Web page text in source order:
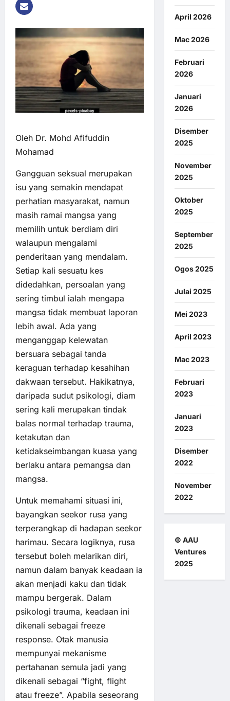
Oleh Dr. Mohd Afifuddin
Mohamad
Gangguan seksual merupakan
isu yang semakin mendapat
perhatian masyarakat, namun
masih ramai mangsa yang
memilih untuk berdiam diri
walaupun mengalami
penderitaan yang mendalam.
Setiap kali sesuatu kes
didedahkan, persoalan yang
sering timbul ialah mengapa
mangsa tidak membuat laporan
lebih awal. Ada yang
menganggap kelewatan
bersuara sebagai tanda
keraguan terhadap kesahihan
dakwaan tersebut. Hakikatnya,
daripada sudut psikologi, diam
sering kali merupakan tindak
balas normal terhadap trauma,
ketakutan dan
ketidakseimbangan kuasa yang
berlaku antara pemangsa dan
mangsa.
Untuk memahami situasi ini,
bayangkan seekor rusa yang
terperangkap di hadapan seekor
harimau. Secara logiknya, rusa
tersebut boleh melarikan diri,
namun dalam banyak keadaan ia
akan menjadi kaku dan tidak
mampu bergerak. Dalam
psikologi trauma, keadaan ini
dikenali sebagai freeze
response. Otak manusia
mempunyai mekanisme
pertahanan semula jadi yang
dikenali sebagai “fight, flight
atau freeze”. Apabila seseorang
April 2026
Mac 2026
Februari
2026
Januari
2026
Disember
2025
November
2025
Oktober
2025
September
2025
Ogos 2025
Julai 2025
Mei 2023
April 2023
Mac 2023
Februari
2023
Januari
2023
Disember
2022
November
2022
© AAU
Ventures
2025